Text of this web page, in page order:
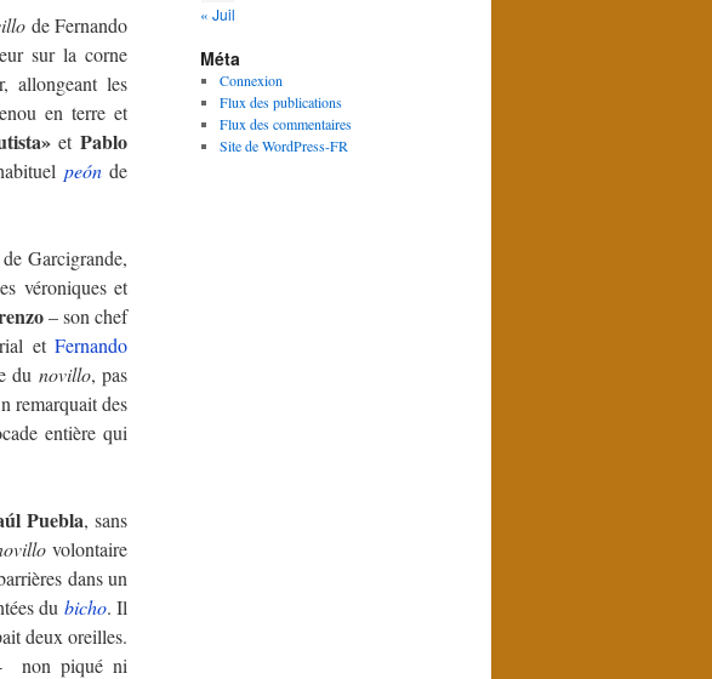
de Fernando
sur la corne
allongeant les
en terre et
etPablo
peónde
de Garcigrande,
véroniques et
– son chef
et Fernando
du novillo, pas
remarquait des
entière qui
Puebla, sans
volontaire
dans un
du bicho. Il
deux oreilles.
non piqué ni
« Juil
Méta
Connexion
Flux des publications
Flux des commentaires
Site de WordPress-FR